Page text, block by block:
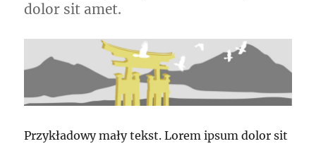
dolor sit amet.
Przykładowy mały tekst. Lorem ipsum dolor sit